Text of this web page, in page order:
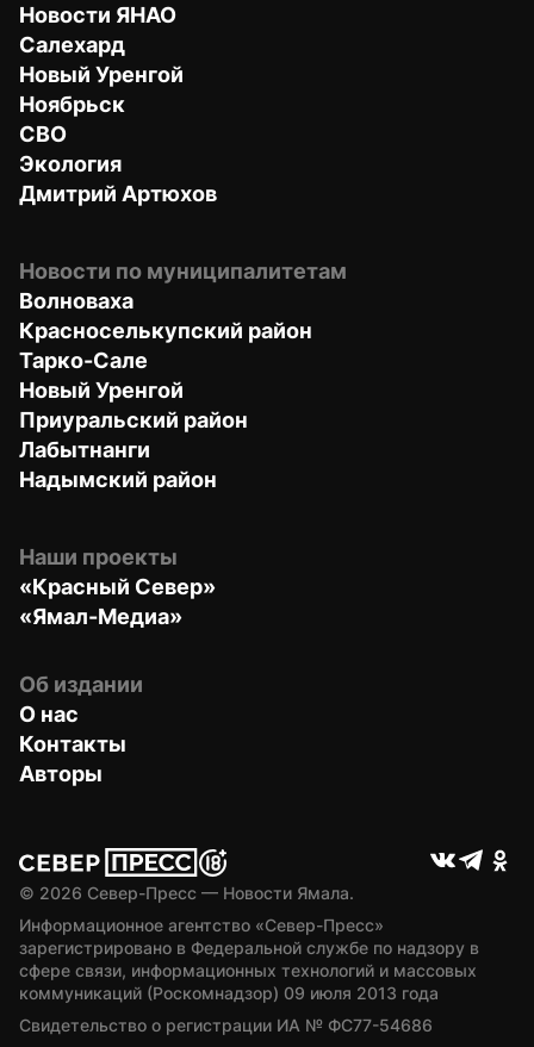
Новости ЯНАО
Салехард
Новый Уренгой
Ноябрьск
СВО
Экология
Дмитрий Артюхов
Новости по муниципалитетам
Волноваха
Красноселькупский район
Тарко-Сале
Новый Уренгой
Приуральский район
Лабытнанги
Надымский район
Наши проекты
«Красный Север»
«Ямал-Медиа»
Об издании
О нас
Контакты
Авторы
© 2026 Север-Пресс — Новости Ямала.
Информационное агентство «Север-Пресс»
зарегистрировано в Федеральной службе по надзору в
сфере связи, информационных технологий и массовых
коммуникаций (Роскомнадзор) 09 июля 2013 года
Свидетельство о регистрации ИА № ФС77-54686